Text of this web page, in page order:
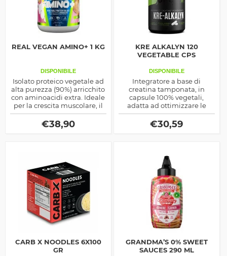
REAL VEGAN AMINO+ 1 KG
DISPONIBILE
Isolato proteico vegetale ad
alta purezza (90%) arricchito
con aminoacidi extra. Ideale
per la crescita muscolare, il
recupero e le diete vegane.
Alta digeribilità, ottima
solubilità e gusto
€38,90
KRE ALKALYN 120
VEGETABLE CPS
DISPONIBILE
Integratore a base di
creatina tamponata, in
capsule 100% vegetali,
adatta ad ottimizzare le
riserve di ATP, miglior effetto
ergogenico a parità di
dosaggio della normale
€30,59
CARB X NOODLES 6X100
GR
GRANDMA’S 0% SWEET
SAUCES 290 ML